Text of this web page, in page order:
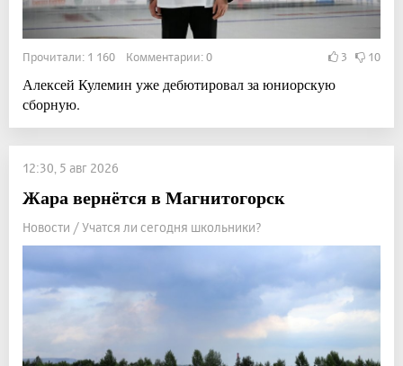
Прочитали: 1 160 Комментарии: 0 3 10
Алексей Кулемин уже дебютировал за юниорскую
сборную.
12:30, 5 авг 2026
Жара вернётся в Магнитогорск
Новости / Учатся ли сегодня школьники?